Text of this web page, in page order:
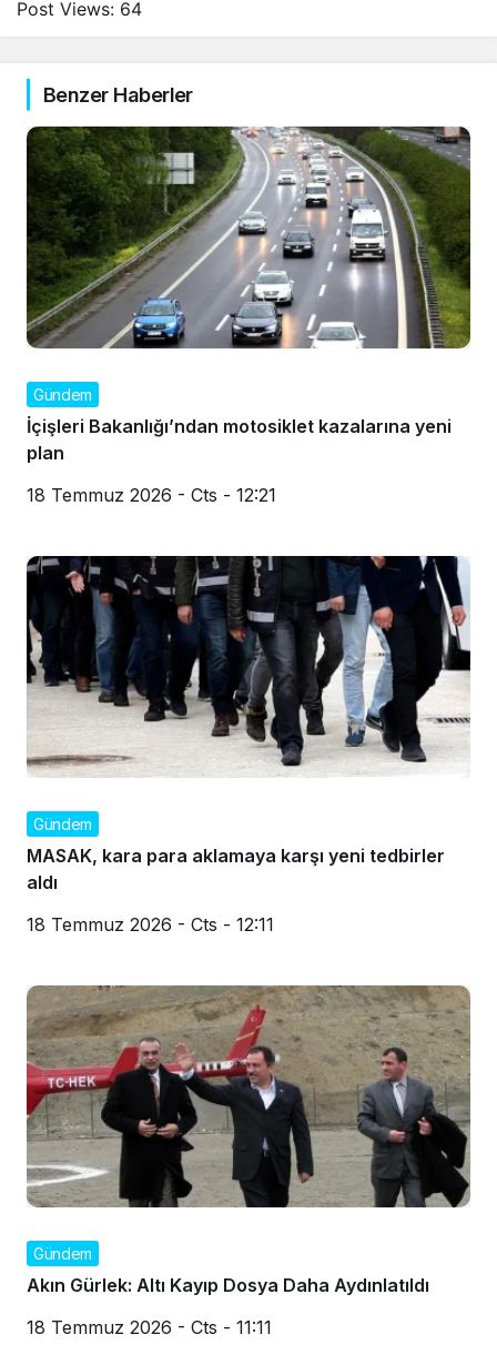
Post Views: 64
Benzer Haberler
Gündem
İçişleri Bakanlığı’ndan motosiklet kazalarına yeni
plan
18 Temmuz 2026 - Cts - 12:21
Gündem
MASAK, kara para aklamaya karşı yeni tedbirler
aldı
18 Temmuz 2026 - Cts - 12:11
Gündem
Akın Gürlek: Altı Kayıp Dosya Daha Aydınlatıldı
18 Temmuz 2026 - Cts - 11:11